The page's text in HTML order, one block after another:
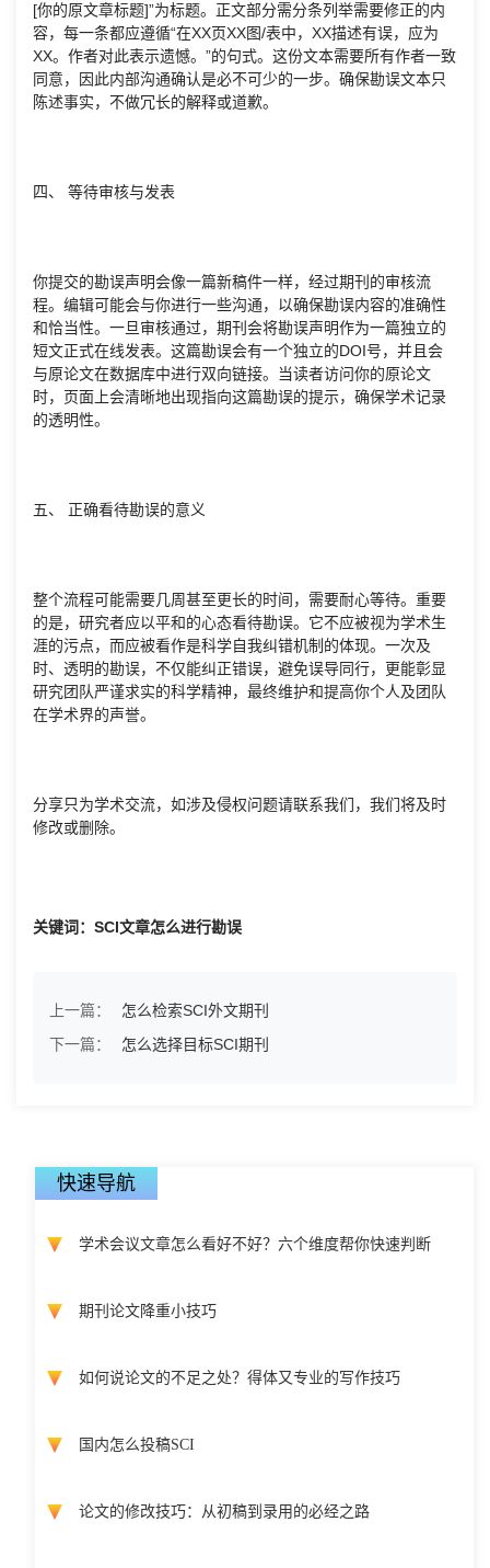
[你的原文章标题]”为标题。正文部分需分条列举需要修正的内
容，每一条都应遵循“在XX页XX图/表中，XX描述有误，应为
XX。作者对此表示遗憾。”的句式。这份文本需要所有作者一致
同意，因此内部沟通确认是必不可少的一步。确保勘误文本只
陈述事实，不做冗长的解释或道歉。
四、 等待审核与发表
你提交的勘误声明会像一篇新稿件一样，经过期刊的审核流
程。编辑可能会与你进行一些沟通，以确保勘误内容的准确性
和恰当性。一旦审核通过，期刊会将勘误声明作为一篇独立的
短文正式在线发表。这篇勘误会有一个独立的DOI号，并且会
与原论文在数据库中进行双向链接。当读者访问你的原论文
时，页面上会清晰地出现指向这篇勘误的提示，确保学术记录
的透明性。
五、 正确看待勘误的意义
整个流程可能需要几周甚至更长的时间，需要耐心等待。重要
的是，研究者应以平和的心态看待勘误。它不应被视为学术生
涯的污点，而应被看作是科学自我纠错机制的体现。一次及
时、透明的勘误，不仅能纠正错误，避免误导同行，更能彰显
研究团队严谨求实的科学精神，最终维护和提高你个人及团队
在学术界的声誉。
分享只为学术交流，如涉及侵权问题请联系我们，我们将及时
修改或删除。
关键词：SCI文章怎么进行勘误
上一篇：
怎么检索SCI外文期刊
下一篇：
怎么选择目标SCI期刊
快速导航
学术会议文章怎么看好不好？六个维度帮你快速判断
期刊论文降重小技巧
如何说论文的不足之处？得体又专业的写作技巧
国内怎么投稿SCI
论文的修改技巧：从初稿到录用的必经之路